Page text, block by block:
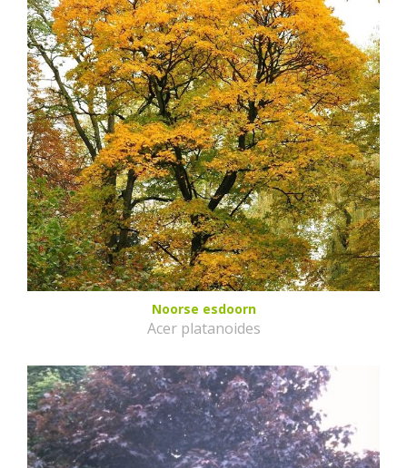
Noorse esdoorn
Acer platanoides